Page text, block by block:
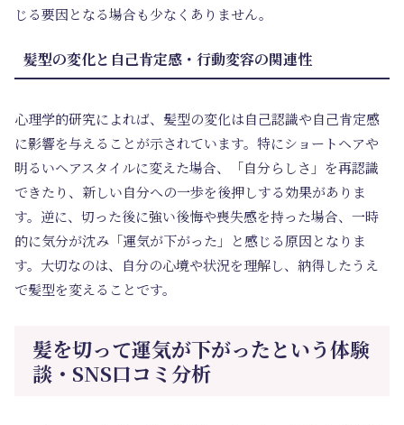
じる要因となる場合も少なくありません。
髪型の変化と自己肯定感・行動変容の関連性
心理学的研究によれば、髪型の変化は自己認識や自己肯定感
に影響を与えることが示されています。特にショートヘアや
明るいヘアスタイルに変えた場合、「自分らしさ」を再認識
できたり、新しい自分への一歩を後押しする効果がありま
す。逆に、切った後に強い後悔や喪失感を持った場合、一時
的に気分が沈み「運気が下がった」と感じる原因となりま
す。大切なのは、自分の心境や状況を理解し、納得したうえ
で髪型を変えることです。
髪を切って運気が下がったという体験
談・SNS口コミ分析